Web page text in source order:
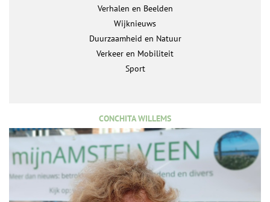
Verhalen en Beelden
Wijknieuws
Duurzaamheid en Natuur
Verkeer en Mobiliteit
Sport
CONCHITA WILLEMS